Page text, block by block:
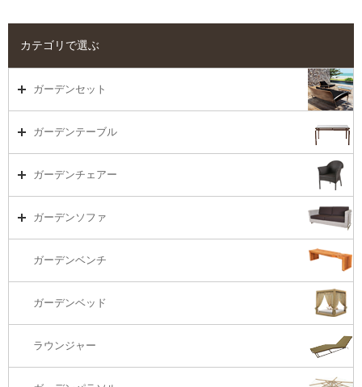
カテゴリで選ぶ
ガーデンセット
ガーデンセット（海外在庫）
ラウンジ・ベッド
ガーデンテーブル
ガーデンテーブルTOP
コーヒーテーブル
カウンター・バーテーブル
ガーデンチェアー
ガーデンチェアーTOP
カウンター・バーチェアー
ガーデンソファ
ガーデンソファTOP
3Sソファ
ガーデンベンチ
ガーデンベッド
ラウンジャー